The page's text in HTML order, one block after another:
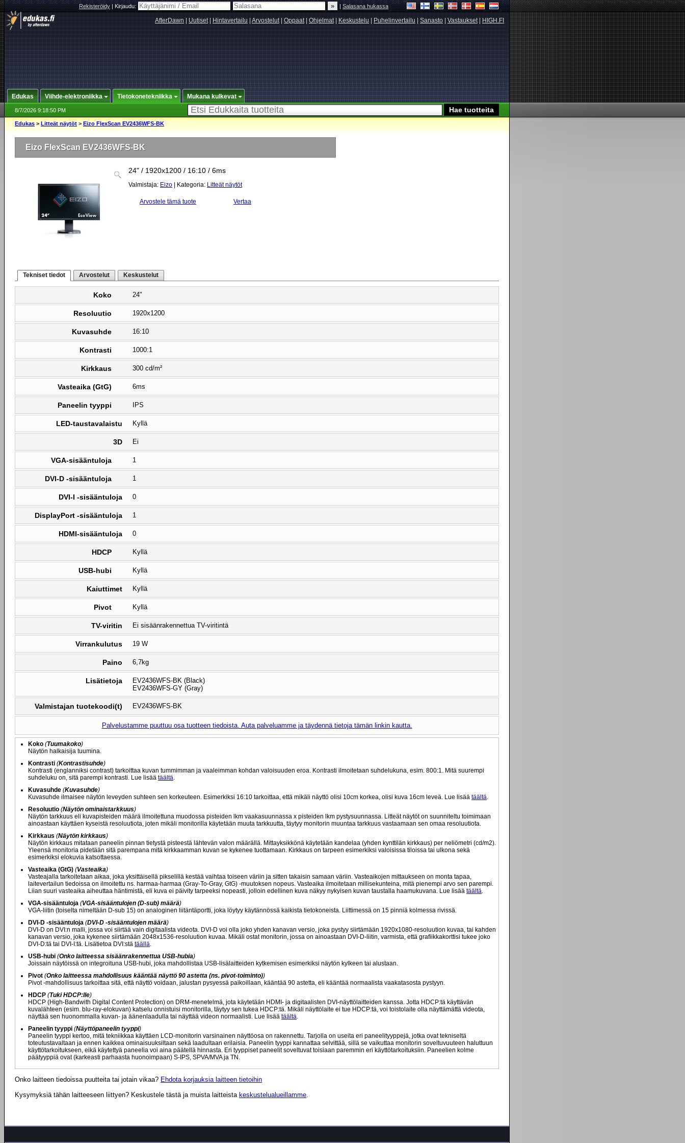
Rekisteröidy|Kirjaudu: |Salasana hukassa
AfterDawn Uutiset| Hintavertailu Arvostelut| Oppaat| Ohjelmat| Keskustelu Puhelinvertailu Sanasto Vastaukset| HIGH.FI
Edukas Viihde-elektroniikka Tietokonetekniikka Mukana kulkevat
8/7/2026 9:18:50 PM
Edukas > Litteät näytöt > Eizo FlexScan EV2436WFS-BK
Eizo FlexScan EV2436WFS-BK
24" / 1920x1200 / 16:10 / 6ms
Valmistaja: Eizo | Kategoria: Litteät näytöt
Arvostele tämä tuote Vertaa
Tekniset tiedot Arvostelut Keskustelut
Koko 24"
Resoluutio 1920x1200
Kuvasuhde 16:10
Kontrasti 1000:1
Kirkkaus 300 cd/m²
Vasteaika (GtG) 6ms
Paneelin tyyppi IPS
LED-taustavalaistu Kyllä
3D Ei
VGA-sisääntuloja 1
DVI-D -sisääntuloja 1
DVI-I -sisääntuloja 0
DisplayPort -sisääntuloja 1
HDMI-sisääntuloja 0
HDCP Kyllä
USB-hubi Kyllä
Kaiuttimet Kyllä
Pivot Kyllä
TV-viritin Ei sisäänrakennettua TV-viritintä
Virrankulutus 19 W
Paino 6,7kg
Lisätietoja
EV2436WFS-BK (Black)
EV2436WFS-GY (Gray)
Valmistajan tuotekoodi(t) EV2436WFS-BK
Palvelustamme puuttuu osa tuotteen tiedoista. Auta palveluamme ja täydennä tietoja tämän linkin kautta.
Koko (Tuumakoko)
Näytön halkaisija tuumina.
Kontrasti (Kontrastisuhde)
Kontrasti (englanniksi contrast) tarkoittaa kuvan tummimman ja vaaleimman kohdan valoisuuden eroa. Kontrasti ilmoitetaan suhdelukuna, esim. 800:1. Mitä suurempi
suhdeluku on, sitä parempi kontrasti. Lue lisää täältä.
Kuvasuhde (Kuvasuhde)
Kuvasuhde ilmaisee näytön leveyden suhteen sen korkeuteen. Esimerkiksi 16:10 tarkoittaa, että mikäli näyttö olisi 10cm korkea, olisi kuva 16cm leveä. Lue lisää täältä.
Resoluutio (Näytön ominaistarkkuus)
Näytön tarkkuus eli kuvapisteiden määrä ilmoitettuna muodossa pisteiden lkm vaakasuunnassa x pisteiden lkm pystysuunnassa. Litteät näytöt on suunniteltu toimimaan
ainoastaan käyttäen kyseistä resoluutiota, joten mikäli monitorilla käytetään muuta tarkkuutta, täytyy monitorin muuntaa tarkkuus vastaamaan sen omaa resoluutiota.
Kirkkaus (Näytön kirkkaus)
Näytön kirkkaus mitataan paneelin pinnan tietystä pisteestä lähtevän valon määrällä. Mittayksikkönä käytetään kandelaa (yhden kynttilän kirkkaus) per neliömetri (cd/m2).
Yleensä monitoria pidetään sitä parempana mitä kirkkaamman kuvan se kykenee tuottamaan. Kirkkaus on tarpeen esimerkiksi valoisissa tiloissa tai ulkona sekä
esimerkiksi elokuvia katsottaessa.
Vasteaika (GtG) (Vasteaika)
Vasteajalla tarkoitetaan aikaa, joka yksittäisellä pikselillä kestää vaihtaa toiseen väriin ja sitten takaisin samaan väriin. Vasteaikojen mittaukseen on monta tapaa,
laitevertailun tiedoissa on ilmoitettu ns. harmaa-harmaa (Gray-To-Gray, GtG) -muutoksen nopeus. Vasteaika ilmoitetaan millisekunteina, mitä pienempi arvo sen parempi.
Liian suuri vasteaika aiheuttaa häntimistä, eli kuva ei päivity tarpeeksi nopeasti, jolloin edellinen kuva näkyy nykyisen kuvan taustalla haamukuvana. Lue lisää täältä.
VGA-sisääntuloja (VGA-sisääntulojen (D-sub) määrä)
VGA-liitin (toiselta nimeltään D-sub 15) on analoginen liitäntäportti, joka löytyy käytännössä kaikista tietokoneista. Liittimessä on 15 pinniä kolmessa rivissä.
DVI-D -sisääntuloja (DVI-D -sisääntulojen määrä)
DVI-D on DVI:n malli, jossa voi siirtää vain digitaalista videota. DVI-D voi olla joko yhden kanavan versio, joka pystyy siirtämään 1920x1080-resoluution kuvaa, tai kahden
kanavan versio, joka kykenee siirtämään 2048x1536-resoluution kuvaa. Mikäli ostat monitorin, jossa on ainoastaan DVI-D-liitin, varmista, että grafiikkakorttisi tukee joko
DVI-D:tä tai DVI-I:tä. Lisätietoa DVI:stä täällä.
USB-hubi (Onko laitteessa sisäänrakennettua USB-hubia)
Joissain näytöissä on integroituna USB-hubi, joka mahdollistaa USB-lisälaitteiden kytkemisen esimerkiksi näytön kylkeen tai alustaan.
Pivot (Onko laitteessa mahdollisuus kääntää näyttö 90 astetta (ns. pivot-toiminto))
Pivot -mahdollisuus tarkoittaa sitä, että näyttö voidaan, jalustan pysyessä paikoillaan, kääntää 90 astetta, eli kääntää normaalista vaakatasosta pystyyn.
HDCP (Tuki HDCP:lle)
HDCP (High-Bandwith Digital Content Protection) on DRM-menetelmä, jota käytetään HDMI- ja digitaalisten DVI-näyttölaitteiden kanssa. Jotta HDCP:tä käyttävän
kuvalähteen (esim. blu-ray-elokuvan) katselu onnistuisi monitorilla, täytyy sen tukea HDCP:tä. Mikäli näyttölaite ei tue HDCP:tä, voi toistolaite olla näyttämättä videota,
näyttää sen huonommalla kuvan- ja äänenlaadulla tai näyttää videon normaalisti. Lue lisää täältä.
Paneelin tyyppi (Näyttöpaneelin tyyppi)
Paneelin tyyppi kertoo, mitä tekniikkaa käyttäen LCD-monitorin varsinainen näyttöosa on rakennettu. Tarjolla on useita eri paneelityyppejä, jotka ovat tekniseltä
toteutustavaltaan ja ennen kaikkea ominaisuuksiltaan sekä laadultaan erilaisia. Paneelin tyyppi kannattaa selvittää, sillä se vaikuttaa monitorin soveltuvuuteen haluttuun
käyttötarkoitukseen, eikä käytettyä paneelia voi aina päätellä hinnasta. Eri tyyppiset paneelit soveltuvat toisiaan paremmin eri käyttötarkoituksiin. Paneelien kolme
päätyyppiä ovat (karkeasti parhaasta huonoimpaan) S-IPS, SPVA/MVA ja TN.
Onko laitteen tiedoissa puutteita tai jotain vikaa? Ehdota korjauksia laitteen tietoihin
Kysymyksiä tähän laitteeseen liittyen? Keskustele tästä ja muista laitteista keskustelualueillamme.